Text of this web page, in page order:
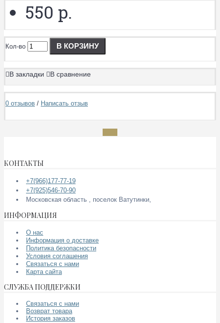
550 р.
Кол-во В КОРЗИНУ
В закладки В сравнение
0 отзывов / Написать отзыв
КОНТАКТЫ
+7(966)177-77-19
+7(925)546-70-90
Московская область , поселок Ватутинки,
ИНФОРМАЦИЯ
О нас
Информация о доставке
Политика безопасности
Условия соглашения
Связаться с нами
Карта сайта
СЛУЖБА ПОДДЕРЖКИ
Связаться с нами
Возврат товара
История заказов